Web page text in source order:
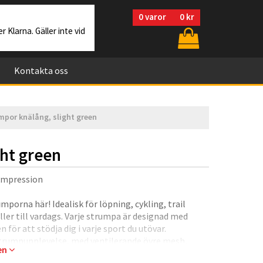
0varor 0 kr
Klarna. Gäller inte vid
Kontakta oss
knälång, slight green
green
här! Idealisk för löpning, cykling, trail
till vardags. Varje strumpa är designad med
för att stödja dig i varje sport du utövar.
med ventilerande övre mesh,
material som får dig att känna som att